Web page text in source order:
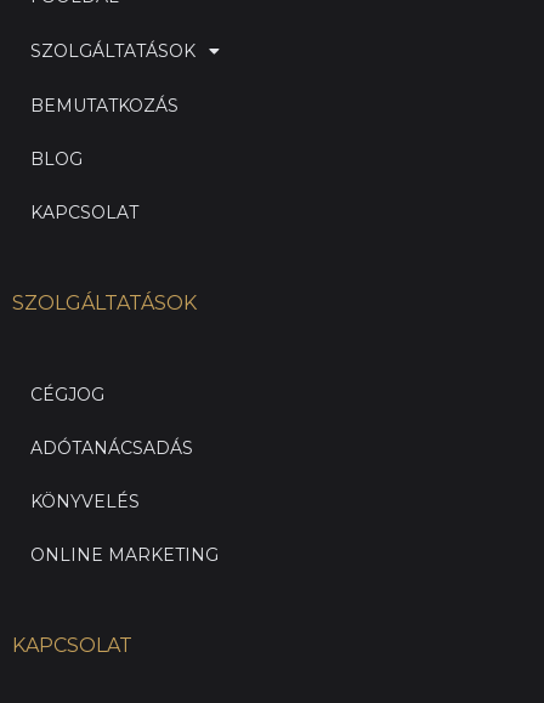
SZOLGÁLTATÁSOK
BEMUTATKOZÁS
BLOG
KAPCSOLAT
SZOLGÁLTATÁSOK
CÉGJOG
ADÓTANÁCSADÁS
KÖNYVELÉS
ONLINE MARKETING
KAPCSOLAT